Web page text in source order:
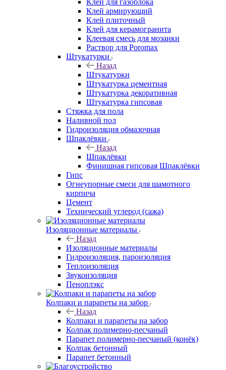
Клей для газоблока
Клей армирующий
Клей плиточный
Клей для керамогранита
Клеевая смесь для мозаики
Раствор для Poromax
Штукатурки
Назад
Штукатурки
Штукатурка цементная
Штукатурка декоративная
Штукатурка гипсовая
Стяжка для пола
Наливной пол
Гидроизоляция обмазочная
Шпаклёвки
Назад
Шпаклёвки
Финишная гипсовая Шпаклёвки
Гипс
Огнеупорные смеси для шамотного
кирпича
Цемент
Технический углерод (сажа)
Изоляционные материалы
Назад
Изоляционные материалы
Гидроизоляция, пароизоляция
Теплоизоляция
Звукоизоляция
Пеноплэкс
Колпаки и парапеты на забор
Назад
Колпаки и парапеты на забор
Колпак полимерно-песчаный
Парапет полимерно-песчаный (конёк)
Колпак бетонный
Парапет бетонный